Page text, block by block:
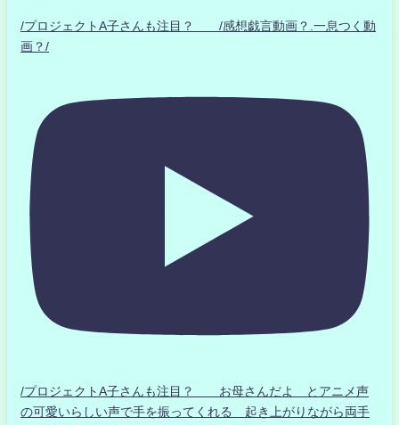
/プロジェクトA子さんも注目？ /感想戯言動画？.一息つく動
画？/
/プロジェクトA子さんも注目？ お母さんだよ とアニメ声
の可愛いらしい声で手を振ってくれる 起き上がりながら両手